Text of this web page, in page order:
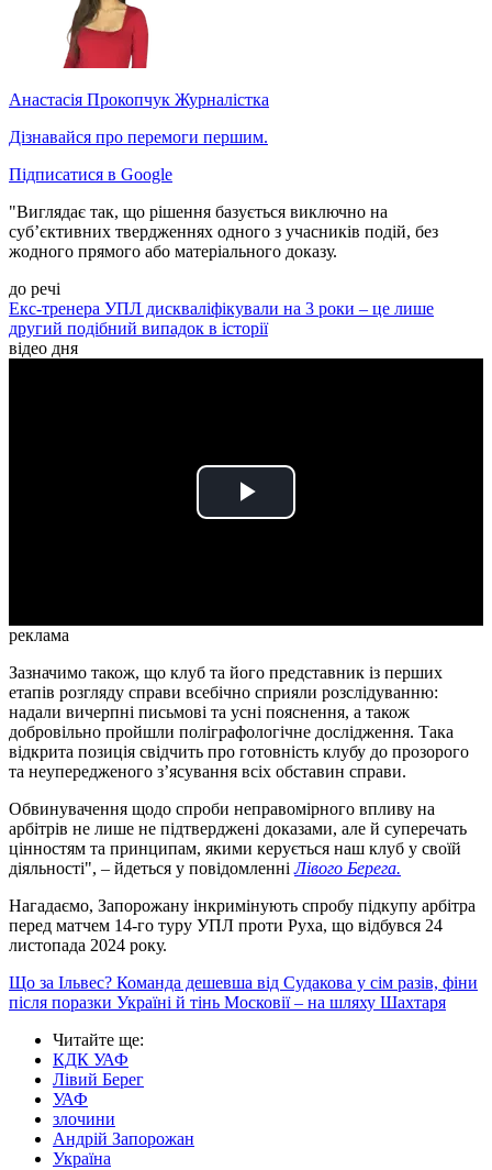
Анастасія Прокопчук Журналістка
Дізнавайся про перемоги першим.
Підписатися в Google
"Виглядає так, що рішення базується виключно на
суб’єктивних твердженнях одного з учасників подій, без
жодного прямого або матеріального доказу.
до речі
Екс-тренера УПЛ дискваліфікували на 3 роки – це лише
другий подібний випадок в історії
відео дня
Play
реклама
Зазначимо також, що клуб та його представник із перших
етапів розгляду справи всебічно сприяли розслідуванню:
надали вичерпні письмові та усні пояснення, а також
добровільно пройшли поліграфологічне дослідження. Така
відкрита позиція свідчить про готовність клубу до прозорого
та неупередженого з’ясування всіх обставин справи.
Обвинувачення щодо спроби неправомірного впливу на
арбітрів не лише не підтверджені доказами, але й суперечать
цінностям та принципам, якими керується наш клуб у своїй
діяльності", – йдеться у повідомленніЛівого Берега.
Нагадаємо, Запорожану інкримінують спробу підкупу арбітра
перед матчем 14-го туру УПЛ проти Руха, що відбувся 24
листопада 2024 року.
Що за Ільвес? Команда дешевша від Судакова у сім разів, фіни
після поразки Україні й тінь Московії – на шляху Шахтаря
Читайте ще:
КДК УАФ
Лівий Берег
УАФ
злочини
Андрій Запорожан
Україна